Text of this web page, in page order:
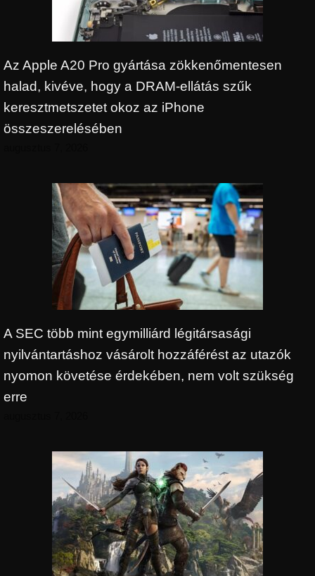
Az Apple A20 Pro gyártása zökkenőmentesen
halad, kivéve, hogy a DRAM-ellátás szűk
keresztmetszetet okoz az iPhone
összeszerelésében
A SEC több mint egymilliárd légitársasági
nyilvántartáshoz vásárolt hozzáférést az utazók
nyomon követése érdekében, nem volt szükség
erre